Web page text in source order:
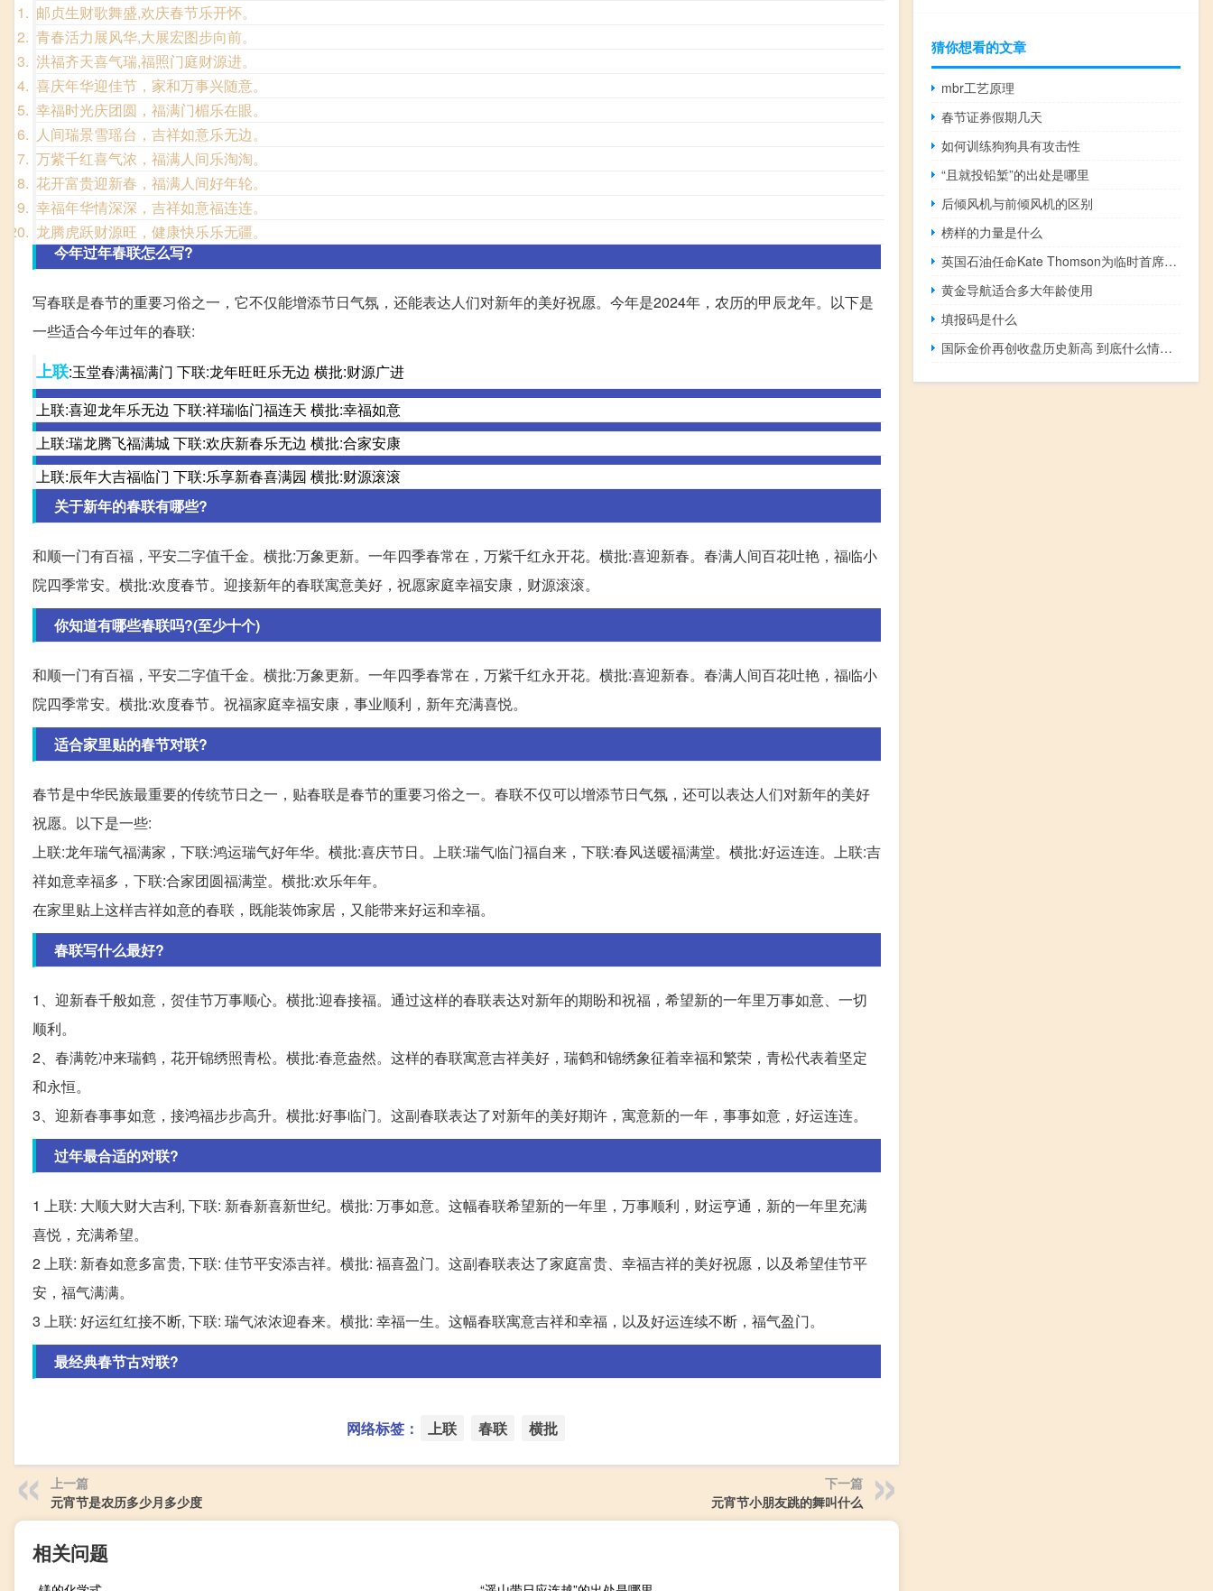
邮贞生财歌舞盛,欢庆春节乐开怀。
青春活力展风华,大展宏图步向前。
洪福齐天喜气瑞,福照门庭财源进。
喜庆年华迎佳节，家和万事兴随意。
幸福时光庆团圆，福满门楣乐在眼。
人间瑞景雪瑶台，吉祥如意乐无边。
万紫千红喜气浓，福满人间乐淘淘。
花开富贵迎新春，福满人间好年轮。
幸福年华情深深，吉祥如意福连连。
龙腾虎跃财源旺，健康快乐乐无疆。
今年过年春联怎么写?
写春联是春节的重要习俗之一，它不仅能增添节日气氛，还能表达人们对新年的美好祝愿。今年是2024年，农历的甲辰龙年。以下是
一些适合今年过年的春联:
上联:玉堂春满福满门 下联:龙年旺旺乐无边 横批:财源广进
上联:喜迎龙年乐无边 下联:祥瑞临门福连天 横批:幸福如意
上联:瑞龙腾飞福满城 下联:欢庆新春乐无边 横批:合家安康
上联:辰年大吉福临门 下联:乐享新春喜满园 横批:财源滚滚
关于新年的春联有哪些?
和顺一门有百福，平安二字值千金。横批:万象更新。一年四季春常在，万紫千红永开花。横批:喜迎新春。春满人间百花吐艳，福临小
院四季常安。横批:欢度春节。迎接新年的春联寓意美好，祝愿家庭幸福安康，财源滚滚。
你知道有哪些春联吗?(至少十个)
和顺一门有百福，平安二字值千金。横批:万象更新。一年四季春常在，万紫千红永开花。横批:喜迎新春。春满人间百花吐艳，福临小
院四季常安。横批:欢度春节。祝福家庭幸福安康，事业顺利，新年充满喜悦。
适合家里贴的春节对联?
春节是中华民族最重要的传统节日之一，贴春联是春节的重要习俗之一。春联不仅可以增添节日气氛，还可以表达人们对新年的美好
祝愿。以下是一些:
上联:龙年瑞气福满家，下联:鸿运瑞气好年华。横批:喜庆节日。上联:瑞气临门福自来，下联:春风送暖福满堂。横批:好运连连。上联:吉
祥如意幸福多，下联:合家团圆福满堂。横批:欢乐年年。
在家里贴上这样吉祥如意的春联，既能装饰家居，又能带来好运和幸福。
春联写什么最好?
1、迎新春千般如意，贺佳节万事顺心。横批:迎春接福。通过这样的春联表达对新年的期盼和祝福，希望新的一年里万事如意、一切
顺利。
2、春满乾冲来瑞鹤，花开锦绣照青松。横批:春意盎然。这样的春联寓意吉祥美好，瑞鹤和锦绣象征着幸福和繁荣，青松代表着坚定
和永恒。
3、迎新春事事如意，接鸿福步步高升。横批:好事临门。这副春联表达了对新年的美好期许，寓意新的一年，事事如意，好运连连。
过年最合适的对联?
1 上联: 大顺大财大吉利, 下联: 新春新喜新世纪。横批: 万事如意。这幅春联希望新的一年里，万事顺利，财运亨通，新的一年里充满
喜悦，充满希望。
2 上联: 新春如意多富贵, 下联: 佳节平安添吉祥。横批: 福喜盈门。这副春联表达了家庭富贵、幸福吉祥的美好祝愿，以及希望佳节平
安，福气满满。
3 上联: 好运红红接不断, 下联: 瑞气浓浓迎春来。横批: 幸福一生。这幅春联寓意吉祥和幸福，以及好运连续不断，福气盈门。
最经典春节古对联?
网络标签： 上联 春联 横批
上一篇
元宵节是农历多少月多少度
下一篇
元宵节小朋友跳的舞叫什么
相关问题
猜你想看的文章
mbr工艺原理
春节证券假期几天
如何训练狗狗具有攻击性
“且就投铅椠”的出处是哪里
后倾风机与前倾风机的区别
榜样的力量是什么
英国石油任命Kate Thomson为临时首席财务官
黄金导航适合多大年龄使用
填报码是什么
国际金价再创收盘历史新高 到底什么情况呢